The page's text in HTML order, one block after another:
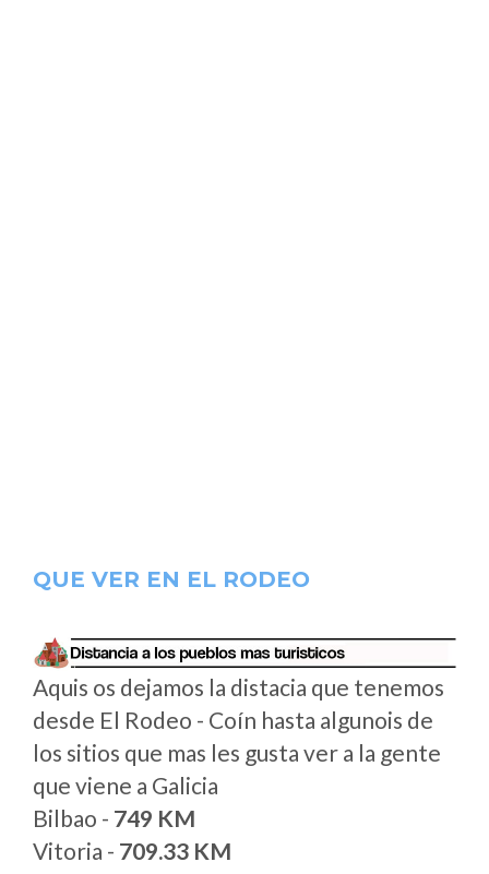
QUE VER EN EL RODEO
Aquis os dejamos la distacia que tenemos
desde El Rodeo - Coín hasta algunois de
los sitios que mas les gusta ver a la gente
que viene a Galicia
Bilbao - 749 KM
Vitoria - 709.33 KM